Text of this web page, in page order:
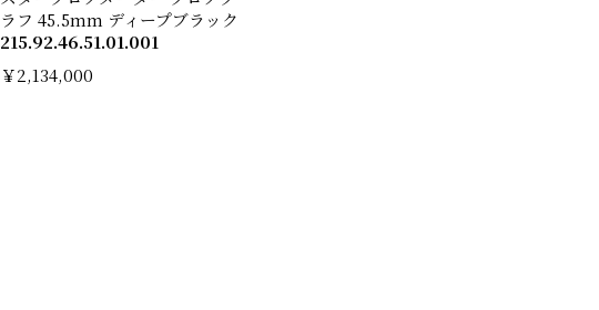
ラフ 45.5mm ディープブラック
215.92.46.51.01.001
￥2,134,000